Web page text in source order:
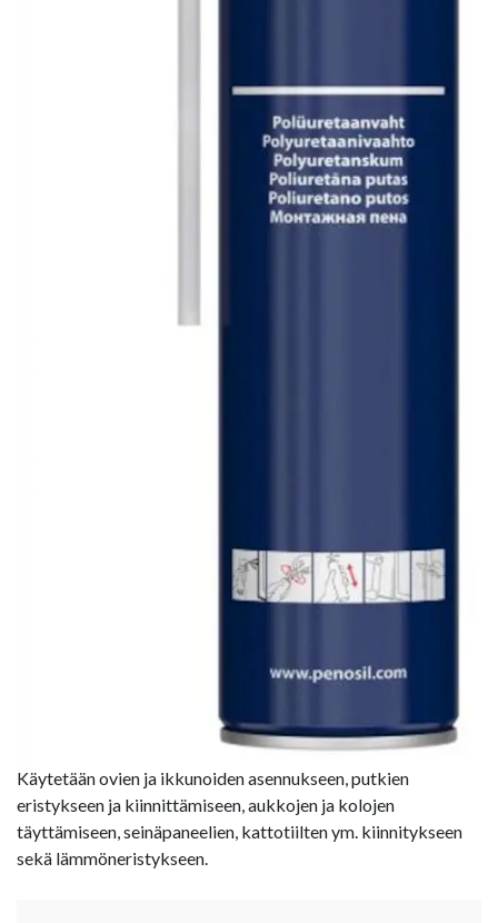
Käytetään ovien ja ikkunoiden asennukseen, putkien
eristykseen ja kiinnittämiseen, aukkojen ja kolojen
täyttämiseen, seinäpaneelien, kattotiilten ym. kiinnitykseen
sekä lämmöneristykseen.